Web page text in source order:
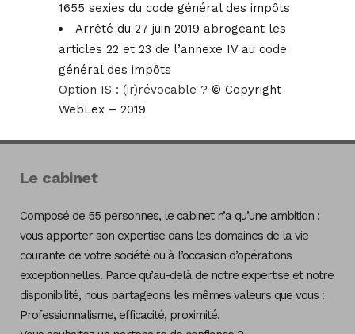
1655 sexies du code général des impôts
Arrêté du 27 juin 2019 abrogeant les
articles 22 et 23 de l’annexe IV au code
général des impôts
Option IS : (ir)révocable ? © Copyright
WebLex – 2019
Le cabinet
Composé de 55 personnes, le cabinet n’a qu’une ambition :
vous apporter son expertise dans les domaines de la vie
courante de votre société ou à l’occasion d’opérations
exceptionnelles. Parce qu’au-delà de notre expertise et notre
disponibilité, nous partageons les mêmes valeurs que vous :
Professionnalisme, efficacité, proximité.